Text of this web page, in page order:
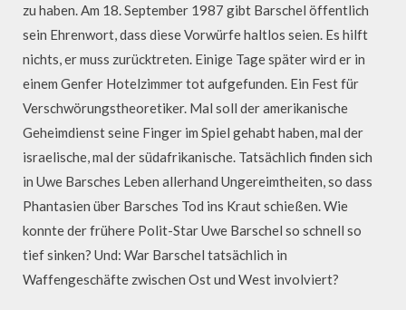
zu haben. Am 18. September 1987 gibt Barschel öffentlich
sein Ehrenwort, dass diese Vorwürfe haltlos seien. Es hilft
nichts, er muss zurücktreten. Einige Tage später wird er in
einem Genfer Hotelzimmer tot aufgefunden. Ein Fest für
Verschwörungstheoretiker. Mal soll der amerikanische
Geheimdienst seine Finger im Spiel gehabt haben, mal der
israelische, mal der südafrikanische. Tatsächlich finden sich
in Uwe Barsches Leben allerhand Ungereimtheiten, so dass
Phantasien über Barsches Tod ins Kraut schießen. Wie
konnte der frühere Polit-Star Uwe Barschel so schnell so
tief sinken? Und: War Barschel tatsächlich in
Waffengeschäfte zwischen Ost und West involviert?